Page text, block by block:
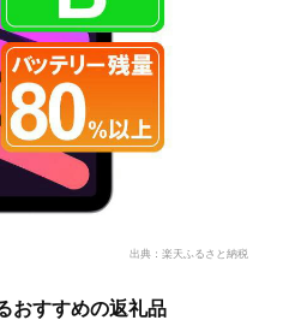
出典：楽天ふるさと納税
おすすめの返礼品